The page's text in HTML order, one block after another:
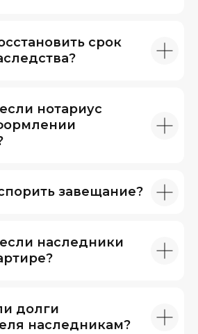
срок
нотариус
завещание?
наследники
долги
наследникам?